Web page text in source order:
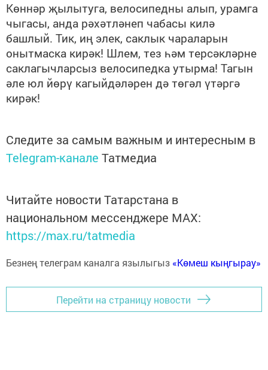
Көннәр җылытуга, велосипедны алып, урамга
чыгасы, анда рәхәтләнеп чабасы килә
башлый. Тик, иң элек, саклык чараларын
онытмаска кирәк! Шлем, тез һәм терсәкләрне
саклагычларсыз велосипедка утырма! Тагын
әле юл йөрү кагыйдәләрен дә төгәл үтәргә
кирәк!
Следите за самым важным и интересным в
Telegram-канале Татмедиа
Читайте новости Татарстана в
национальном мессенджере MАХ:
https://max.ru/tatmedia
Безнең телеграм каналга язылыгыз «Көмеш кыңгырау»
Перейти на страницу новости